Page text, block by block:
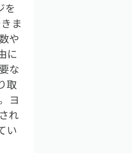
を
ま
や
に
な
取
ヨ
れ
い